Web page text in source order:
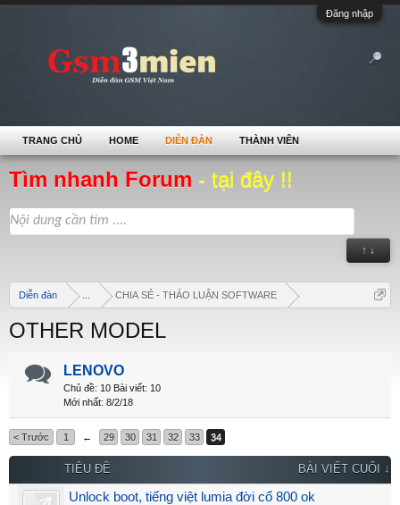
Đăng nhập
Tìm nhanh Forum - tại đây !!
↑ ↓
Diễn đàn CHIA SẺ - THẢO LUẬN SOFTWARE
OTHER MODEL
LENOVO
Chủ đề: 10 Bài viết: 10
8/2/18
< Trước 1 ← 29 30 31 32 33 34
TIÊU ĐỀ BÀI VIẾT CUỐI ↓
Unlock boot, tiếng việt lumia đời cổ 800 ok
TRANG CHỦ HOME DIỄN ĐÀN THÀNH VIÊN